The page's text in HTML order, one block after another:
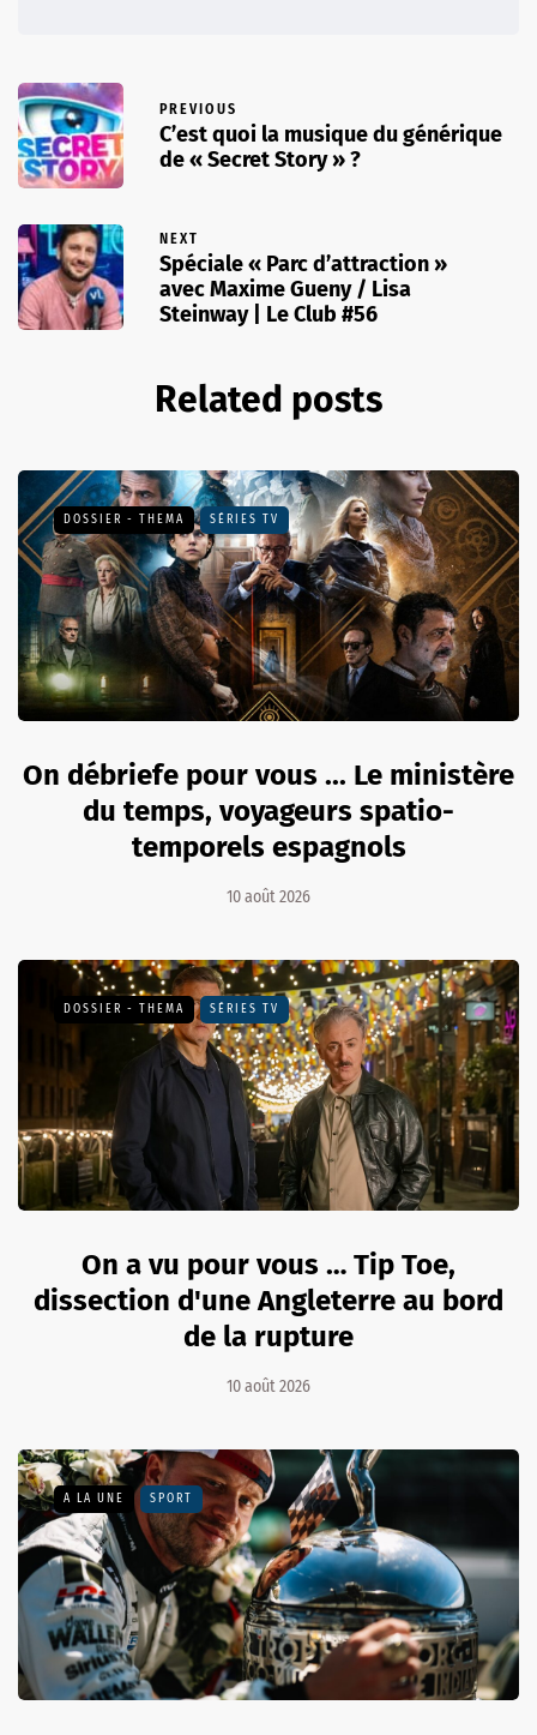
PREVIOUS
C’est quoi la musique du générique
de « Secret Story » ?
NEXT
Spéciale « Parc d’attraction »
avec Maxime Gueny / Lisa
Steinway | Le Club #56
Related posts
DOSSIER - THEMA SÉRIES TV
On débriefe pour vous ... Le ministère
du temps, voyageurs spatio-
temporels espagnols
10 août 2026
DOSSIER - THEMA SÉRIES TV
On a vu pour vous … Tip Toe,
dissection d'une Angleterre au bord
de la rupture
10 août 2026
A LA UNE SPORT